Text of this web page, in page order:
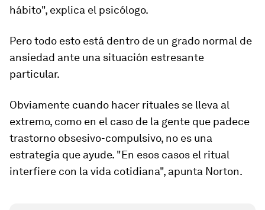
hábito", explica el psicólogo.
Pero todo esto está dentro de un grado normal de
ansiedad ante una situación estresante
particular.
Obviamente cuando hacer rituales se lleva al
extremo, como en el caso de la gente que padece
trastorno obsesivo-compulsivo, no es una
estrategia que ayude. "En esos casos el ritual
interfiere con la vida cotidiana", apunta Norton.